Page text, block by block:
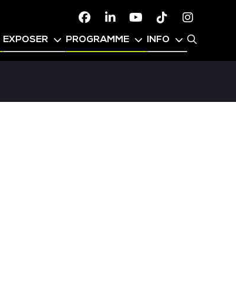
FacebookLinkedinYoutubeTikTok
EXPOSER PROGRAMME INFO